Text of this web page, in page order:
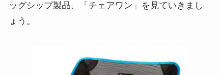
ッグシップ製品、「チェアワン」を見ていきまし
ょう。